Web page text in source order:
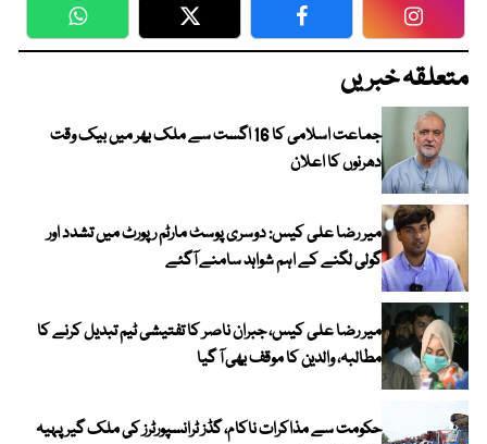
WhatsApp Twitter Facebook
متعلقہ خبریں
جماعت اسلامی کا 16 اگست سے ملک بھر میں بیک وقت
دھرنوں کا اعلان
میر رضا علی کیس: دوسری پوسٹ مارٹم رپورٹ میں تشدد اور
گولی لگنے کے اہم شواہد سامنے آگئے
میر رضا علی کیس، جبران ناصر کا تفتیشی ٹیم تبدیل کرنے کا
مطالبہ، والدین کا موقف بھی آ گیا
حکومت سے مذاکرات ناکام، گڈز ٹرانسپورٹرز کی ملک گیر پہیہ